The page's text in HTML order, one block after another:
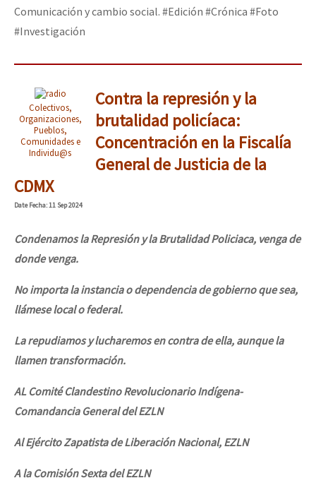
Comunicación y cambio social. #Edición #Crónica #Foto
#Investigación
Colectivos,
Organizaciones,
Pueblos,
Comunidades e
Individu@s
Contra la represión y la
brutalidad policíaca:
Concentración en la Fiscalía
General de Justicia de la
CDMX
DateFecha: 11 Sep 2024
Condenamos la Represión y la Brutalidad Policiaca, venga de
donde venga.
No importa la instancia o dependencia de gobierno que sea,
llámese local o federal.
La repudiamos y lucharemos en contra de ella, aunque la
llamen transformación.
AL Comité Clandestino Revolucionario Indígena-
Comandancia General del EZLN
Al Ejército Zapatista de Liberación Nacional, EZLN
A la Comisión Sexta del EZLN